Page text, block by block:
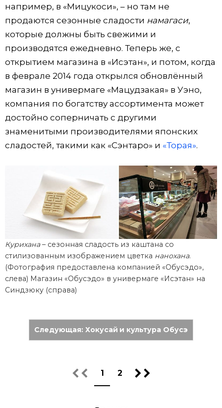
например, в «Мицукоси», – но там не
продаются сезонные сладости намагаси,
которые должны быть свежими и
производятся ежедневно. Теперь же, с
открытием магазина в «Исэтан», и потом, когда
в феврале 2014 года открылся обновлённый
магазин в универмаге «Мацудзакая» в Уэно,
компания по богатству ассортимента может
достойно соперничать с другими
знаменитыми производителями японских
сладостей, такими как «Сэнтаро» и «Торая».
Курихана– сезонная сладость из каштана со
стилизованным изображением цветка нанохана.
(Фотография предоставлена компанией «Обусэдо»,
слева) Магазин «Обусэдо» в универмаге «Исэтан» на
Синдзюку (справа)
Следующая: Хокусай и культура Обусэ
1 2